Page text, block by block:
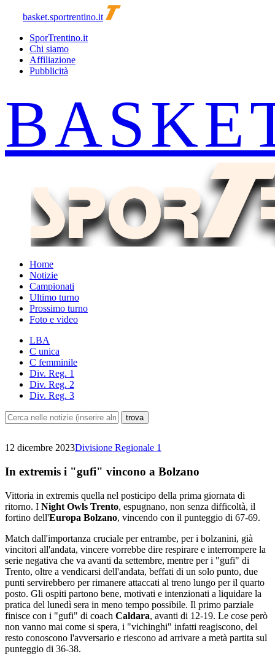
basket.sportrentino.it
SporTrentino.it
Chi siamo
Affiliazione
Pubblicità
Home
Notizie
Campionati
Ultimo turno
Prossimo turno
Foto e video
LBA
C unica
C femminile
Div. Reg. 1
Div. Reg. 2
Div. Reg. 3
12 dicembre 2023Divisione Regionale 1
In extremis i "gufi" vincono a Bolzano
Vittoria in extremis quella nel posticipo della prima giornata di
ritorno. I Night Owls Trento, espugnano, non senza difficoltà, il
fortino dell'Europa Bolzano, vincendo con il punteggio di 67-69.
Match dall'importanza cruciale per entrambe, per i bolzanini, già
vincitori all'andata, vincere vorrebbe dire respirare e interrompere la
serie negativa che va avanti da settembre, mentre per i "gufi" di
Trento, oltre a vendicarsi dell'andata, beffati di un solo punto, due
punti servirebbero per rimanere attaccati al treno lungo per il quarto
posto. Gli ospiti partono bene, motivati e intenzionati a liquidare la
pratica del lunedì sera in meno tempo possibile. Il primo parziale
finisce con i "gufi" di coach Caldara, avanti di 12-19. Le cose però
non vanno mai come si spera, i "vichinghi" infatti reagiscono, del
resto conoscono l'avversario e riescono ad arrivare a metà partita sul
punteggio di 36-38.